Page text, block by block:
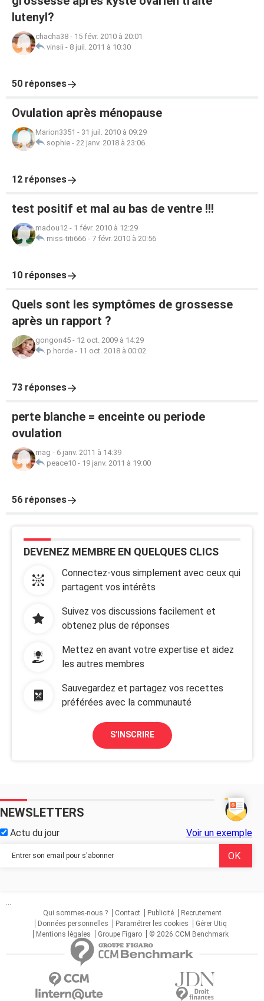
lutenyl?
chacha38 - 15 févr. 2010 à 20:01
vinsii - 8 juil. 2011 à 10:30
50 réponses
Ovulation après ménopause
Marion3351 - 31 juil. 2010 à 09:29
sophie - 22 janv. 2018 à 23:06
12 réponses
test positif et mal au bas de ventre !!!
madou12 - 1 févr. 2010 à 12:29
miss-titi666 - 7 févr. 2010 à 20:56
10 réponses
Quels sont les symptômes de grossesse
après un rapport ?
gongon45 - 12 oct. 2009 à 14:29
p.horde - 11 oct. 2018 à 00:02
73 réponses
perte blanche = enceinte ou periode
ovulation
mag - 6 janv. 2011 à 14:39
peace10 - 19 janv. 2011 à 19:00
56 réponses
DEVENEZ MEMBRE EN QUELQUES CLICS
Connectez-vous simplement avec ceux qui
partagent vos intérêts
Suivez vos discussions facilement et
obtenez plus de réponses
Mettez en avant votre expertise et aidez
les autres membres
Sauvegardez et partagez vos recettes
préférées avec la communauté
S'INSCRIRE
NEWSLETTERS
Actu du jour Voir un exemple
...
Qui sommes-nous ?
Contact Publicité
Recrutement
Données personnelles
Paramétrer les cookies
Gérer Utiq
Mentions légales
Groupe Figaro © 2026 CCM Benchmark